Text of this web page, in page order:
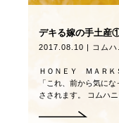
デキる嫁の手土産
2017.08.10 | コムハ
ＨＯＮＥＹ ＭＡＲＫ
「これ、前から気に
さされます。 コムハ